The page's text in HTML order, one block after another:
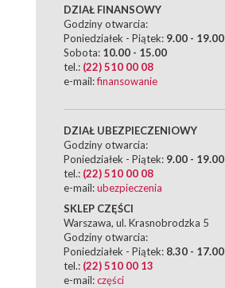
DZIAŁ FINANSOWY
Godziny otwarcia:
Poniedziałek - Piątek: 9.00 - 19.00
Sobota: 10.00 - 15.00
tel.: (22) 510 00 08
e-mail:finansowanie
DZIAŁ UBEZPIECZENIOWY
Godziny otwarcia:
Poniedziałek - Piątek: 9.00 - 19.00
tel.: (22) 510 00 08
e-mail:ubezpieczenia
SKLEP CZĘŚCI
Warszawa, ul. Krasnobrodzka 5
Godziny otwarcia:
Poniedziałek - Piątek: 8.30 - 17.00
tel.: (22) 510 00 13
e-mail:części